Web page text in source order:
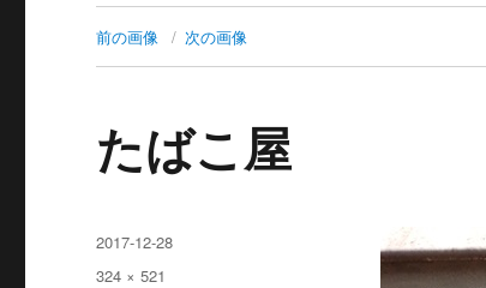
前の画像 次の画像
たばこ屋
投
稿
2017-12-28
フ
324 × 521